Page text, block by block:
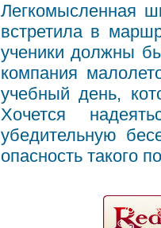
Легкомысленная
встретила в
ученики должны
компания
учебный день,
Хочется
убедительную
опасность такого